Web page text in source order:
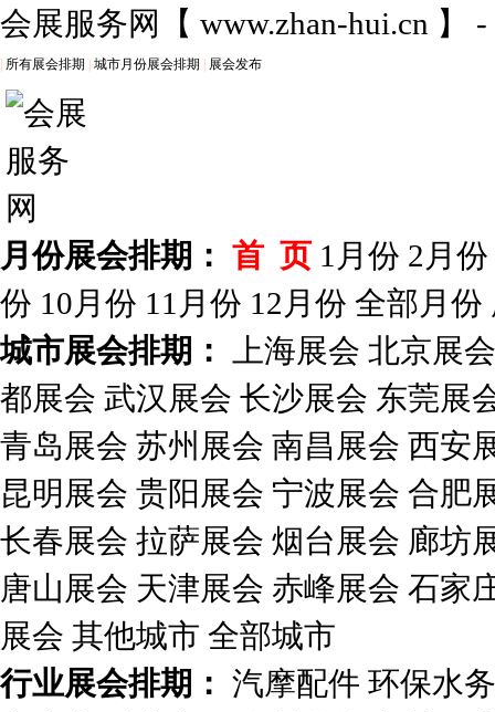
会展服务网 【 www.zhan-hui.cn 】
所有展会排期 城市月份展会排期 展会发布
月份展会排期： 首 页 1月份 2月份
份 10月份 11月份 12月份 全部月份
城市展会排期：
上海展会 北京展会
都展会 武汉展会 长沙展会 东莞展
青岛展会 苏州展会 南昌展会 西安
昆明展会 贵阳展会 宁波展会 合肥
长春展会 拉萨展会 烟台展会 廊坊
唐山展会 天津展会 赤峰展会 石家
展会 其他城市 全部城市
行业展会排期： 汽摩配件 环保水务